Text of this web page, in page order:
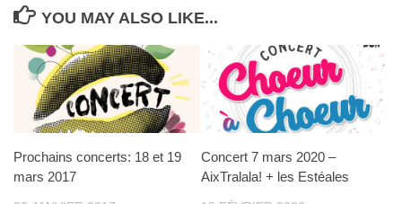
YOU MAY ALSO LIKE...
Prochains concerts: 18 et 19
mars 2017
Concert 7 mars 2020 –
AixTralala! + les Estéales